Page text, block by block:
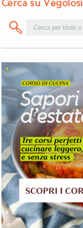
Cerca su Vegolosi